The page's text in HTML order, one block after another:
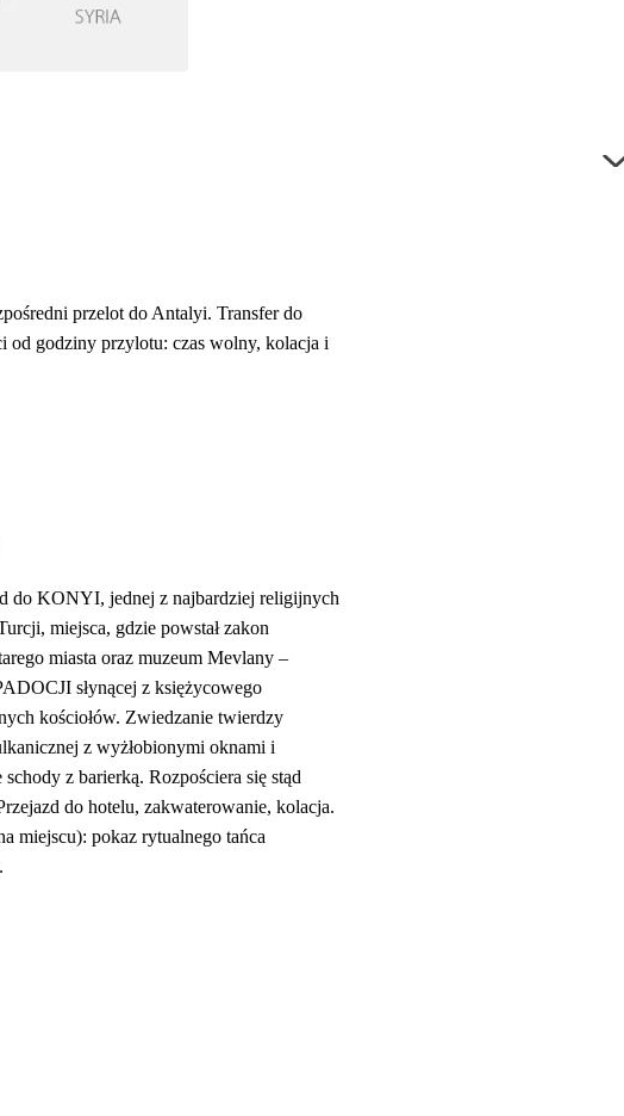
przelot do Antalyi. Transfer do
od godziny przylotu: czas wolny, kolacja i
do KONYI, jednej z najbardziej religijnych
miejsca, gdzie powstał zakon
miasta oraz muzeum Mevlany –
słynącej z księżycowego
kościołów. Zwiedzanie twierdzy
z wyżłobionymi oknami i
z barierką. Rozpościera się stąd
do hotelu, zakwaterowanie, kolacja.
miejscu): pokaz rytualnego tańca